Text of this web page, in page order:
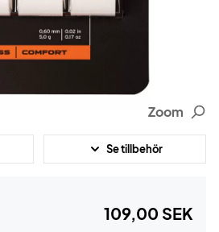
Zoom
Se tillbehör
109,00 SEK